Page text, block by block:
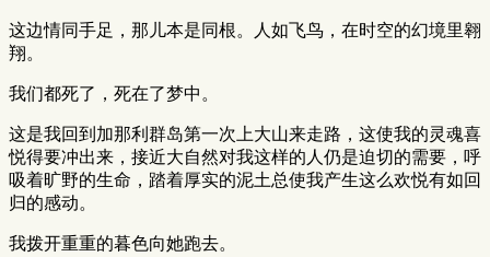
这边情同手足，那儿本是同根。人如飞鸟，在时空的幻境里翱
翔。
我们都死了，死在了梦中。
这是我回到加那利群岛第一次上大山来走路，这使我的灵魂喜
悦得要冲出来，接近大自然对我这样的人仍是迫切的需要，呼
吸着旷野的生命，踏着厚实的泥土总使我产生这么欢悦有如回
归的感动。
我拨开重重的暮色向她跑去。